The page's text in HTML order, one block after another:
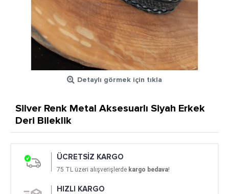
Detaylı görmek için tıkla
Silver Renk Metal Aksesuarlı Siyah Erkek
Deri Bileklik
ÜCRETSİZ KARGO
75 TL üzeri alışverişlerde kargo bedava!
HIZLI KARGO